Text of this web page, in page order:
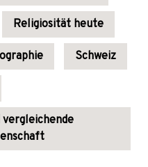
Religiosität heute
Schweiz